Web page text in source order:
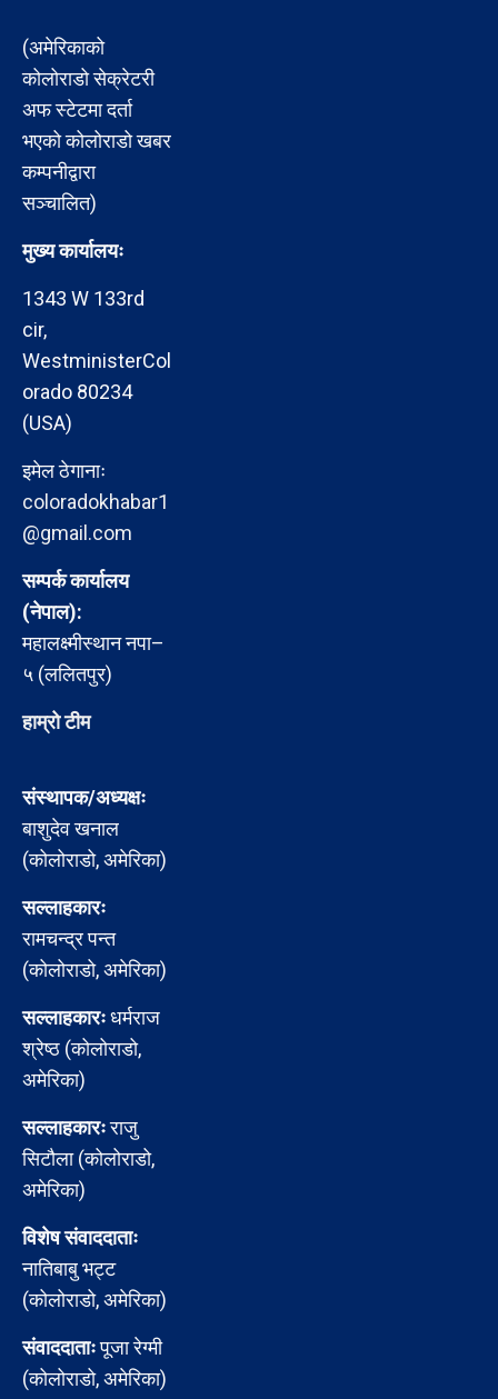
(अमेरिकाको
कोलोराडो सेक्रेटरी
अफ स्टेटमा दर्ता
भएको कोलोराडो खबर
कम्पनीद्वारा
सञ्चालित)
मुख्य कार्यालयः
1343 W 133rd
cir,
WestministerCol
orado 80234
(USA)
इमेल ठेगानाः
coloradokhabar1
@gmail.com
सम्पर्क कार्यालय
(नेपाल):
महालक्ष्मीस्थान नपा–
५ (ललितपुर)
हाम्रो टीम
संस्थापक/अध्यक्षः
बाशुदेव खनाल
(कोलोराडो, अमेरिका)
सल्लाहकारः
रामचन्द्र पन्त
(कोलोराडो, अमेरिका)
सल्लाहकारःधर्मराज
श्रेष्ठ (कोलोराडो,
अमेरिका)
सल्लाहकारःराजु
सिटौला (कोलोराडो,
अमेरिका)
विशेष संवाददाताः
नातिबाबु भट्ट
(कोलोराडो, अमेरिका)
संवाददाताःपूजा रेग्मी
(कोलोराडो, अमेरिका)